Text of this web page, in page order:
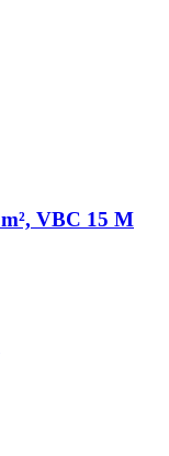
VBC 15 M